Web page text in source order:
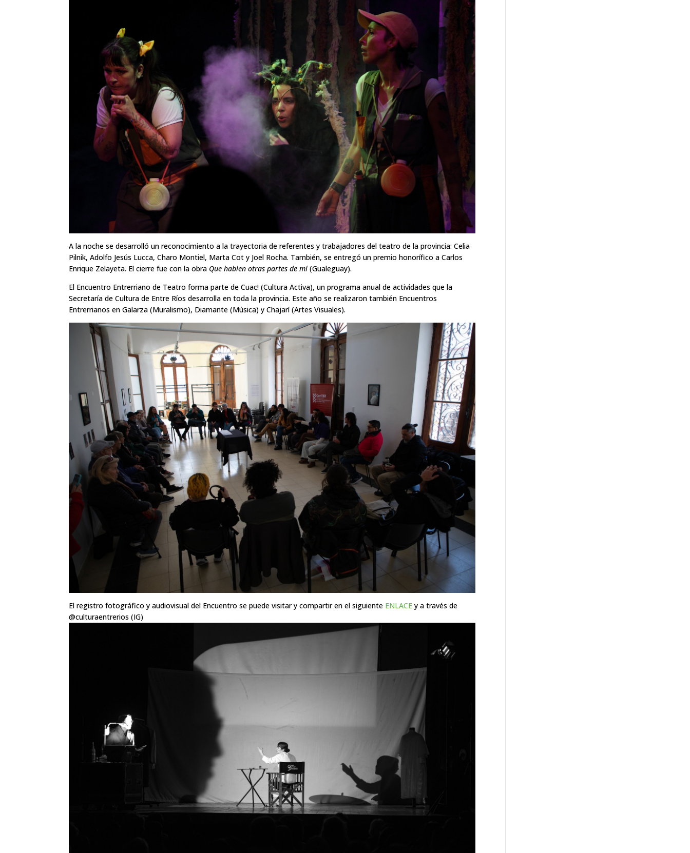
A la noche se desarrolló un reconocimiento a la trayectoria de referentes y trabajadores del teatro de la provincia: Celia
Pilnik, Adolfo Jesús Lucca, Charo Montiel, Marta Cot y Joel Rocha. También, se entregó un premio honorífico a Carlos
Enrique Zelayeta. El cierre fue con la obra Que hablen otras partes de mí(Gualeguay).
El Encuentro Entrerriano de Teatro forma parte de Cuac! (Cultura Activa), un programa anual de actividades que la
Secretaría de Cultura de Entre Ríos desarrolla en toda la provincia. Este año se realizaron también Encuentros
Entrerrianos en Galarza (Muralismo), Diamante (Música) y Chajarí (Artes Visuales).
El registro fotográfico y audiovisual del Encuentro se puede visitar y compartir en el siguiente ENLACE y a través de
@culturaentrerios (IG)